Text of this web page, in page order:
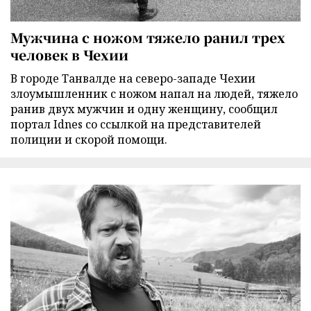
Мужчина с ножом тяжело ранил трех
человек в Чехии
В городе Танвалде на северо-западе Чехии
злоумышленник с ножом напал на людей, тяжело
ранив двух мужчин и одну женщину, сообщил
портал Idnes со ссылкой на представителей
полиции и скорой помощи.